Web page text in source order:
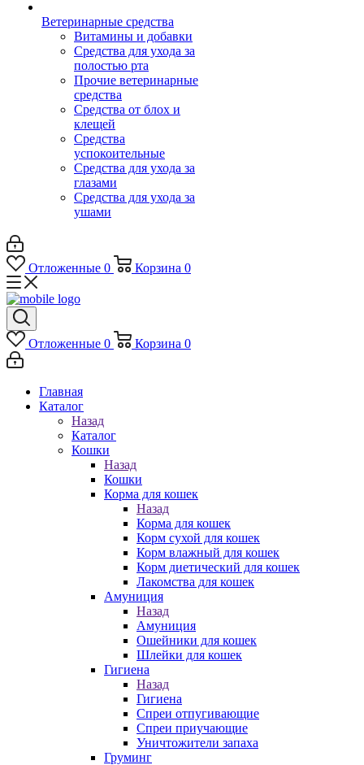
Ветеринарные средства
Витамины и добавки
Средства для ухода за
полостью рта
Прочие ветеринарные
средства
Средства от блох и
клещей
Средства
успокоительные
Средства для ухода за
глазами
Средства для ухода за
ушами
Отложенные 0 Корзина 0
Отложенные 0 Корзина 0
Главная
Каталог
Назад
Каталог
Кошки
Назад
Кошки
Корма для кошек
Назад
Корма для кошек
Корм сухой для кошек
Корм влажный для кошек
Корм диетический для кошек
Лакомства для кошек
Амуниция
Назад
Амуниция
Ошейники для кошек
Шлейки для кошек
Гигиена
Назад
Гигиена
Спреи отпугивающие
Спреи приучающие
Уничтожители запаха
Груминг